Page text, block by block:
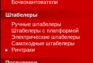
Бочкокантователи
Штабелеры
Ручные штабелеры
Штабелеры с платформой
Электрические штабелеры
Самоходные штабелеры
Ричтраки